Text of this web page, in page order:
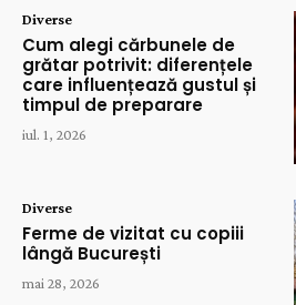
Diverse
Cum alegi cărbunele de
grătar potrivit: diferențele
care influențează gustul și
timpul de preparare
iul. 1, 2026
Diverse
Ferme de vizitat cu copiii
lângă București
mai 28, 2026